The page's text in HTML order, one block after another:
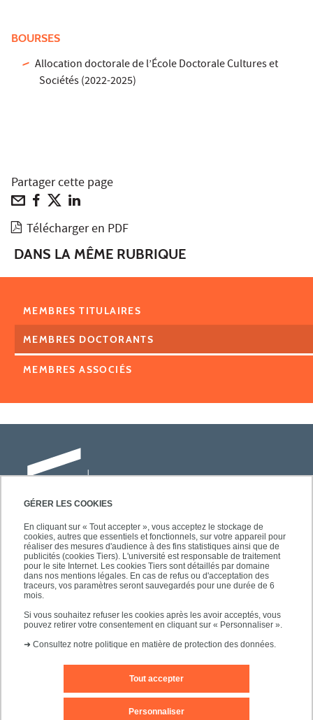
GÉRER LES COOKIES
En cliquant sur « Tout accepter », vous acceptez le stockage de
cookies, autres que essentiels et fonctionnels, sur votre appareil pour
réaliser des mesures d'audience à des fins statistiques ainsi que de
publicités (cookies Tiers). L'université est responsable de traitement
pour le site Internet. Les cookies Tiers sont détaillés par domaine
dans nos mentions légales. En cas de refus ou d'acceptation des
traceurs, vos paramètres seront sauvegardés pour une durée de 6
mois.
Si vous souhaitez refuser les cookies après les avoir acceptés, vous
pouvez retirer votre consentement en cliquant sur « Personnaliser ».
➜ Consultez notre politique en matière de protection des données.
Tout accepter
Personnaliser
BOURSES
Allocation doctorale de l’École Doctorale Cultures et
Sociétés (2022-2025)
Partager cette page
Télécharger en PDF
DANS LA MÊME RUBRIQUE
MEMBRES TITULAIRES
MEMBRES DOCTORANTS
MEMBRES ASSOCIÉS
Université Paris-Est Créteil
Faculté des lettres, langues et sciences
humaines
61, avenue du Général de Gaulle
94010 Créteil
Mentions légales